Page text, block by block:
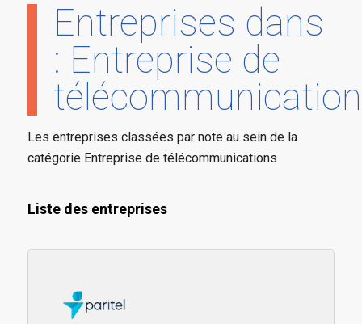
Entreprises dans
: Entreprise de
Les entreprises classées par note au sein de la
catégorie Entreprise de télécommunications
Liste des entreprises